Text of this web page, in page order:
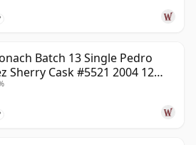
Batch 13 Single Pedro
Sherry Cask #5521 2004 12